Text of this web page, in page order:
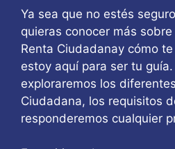
Ya sea que no estés
quieras conocer más
Renta Ciudadanay cómo
estoy aquí para ser tu
exploraremos los
Ciudadana, los requisitos
responderemos cualquier